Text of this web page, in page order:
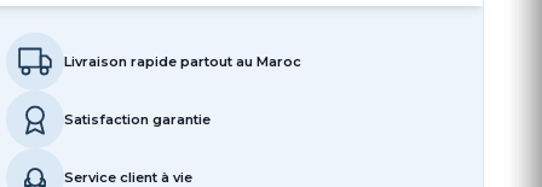
Livraison rapide partout au Maroc
Satisfaction garantie
Service client à vie